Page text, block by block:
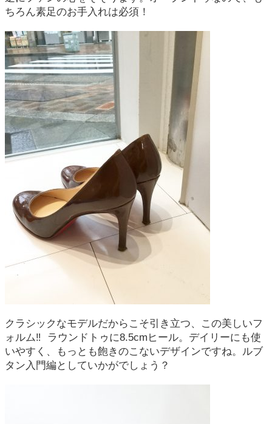
ちろん素足のお手入れは必須！
クラシックなモデルだからこそ引き立つ、この美しいフ
ォルム‼︎ ラウンドトゥに8.5cmヒール。デイリーにも使
いやすく、もっとも飽きのこないデザインですね。ルブ
タン入門編としていかがでしょう？